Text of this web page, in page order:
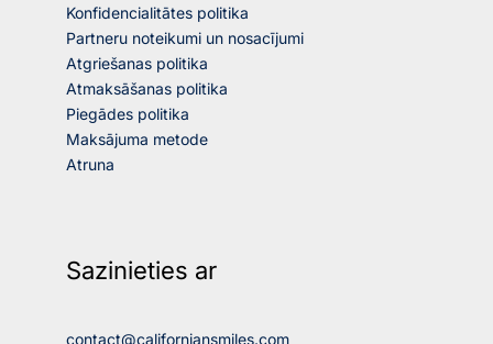
Konfidencialitātes politika
Partneru noteikumi un nosacījumi
Atgriešanas politika
Atmaksāšanas politika
Piegādes politika
Maksājuma metode
Atruna
Sazinieties ar
contact@californiansmiles.com